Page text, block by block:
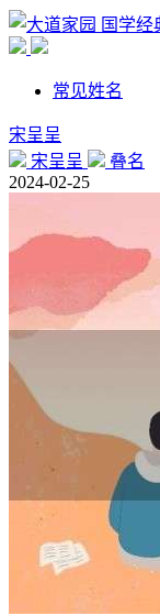
国学经
常见姓名
宋呈呈
宋呈呈
叠名
2024-02-25